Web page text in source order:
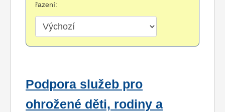
řazení:
Podpora služeb pro
ohrožené děti, rodiny a